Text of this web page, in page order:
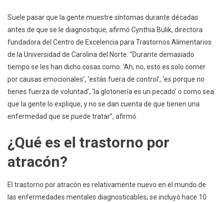
Suele pasar que la gente muestre síntomas durante décadas
antes de que se le diagnostique, afirmó Cynthia Bulik, directora
fundadora del Centro de Excelencia para Trastornos Alimentarios
de la Universidad de Carolina del Norte. “Durante demasiado
tiempo se les han dicho cosas como: ‘Ah, no, esto es solo comer
por causas emocionales’, ‘estás fuera de control’, ‘es porque no
tienes fuerza de voluntad’, ‘la glotonería es un pecado’ o como sea
que la gente lo explique, y no se dan cuenta de que tienen una
enfermedad que se puede tratar”, afirmó.
¿Qué es el trastorno por
atracón?
El trastorno por atracón es relativamente nuevo en el mundo de
las enfermedades mentales diagnosticables; se incluyó hace 10